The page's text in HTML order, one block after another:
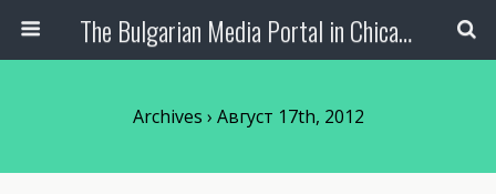
The Bulgarian Media Portal in Chicago
Archives › Август 17th, 2012